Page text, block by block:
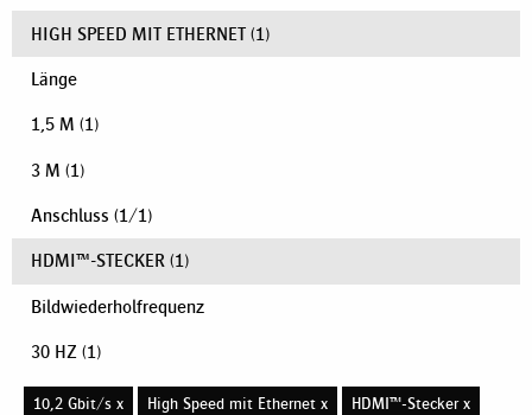
HIGH SPEED MIT ETHERNET (1)
Länge
1,5 M (1)
3 M (1)
Anschluss (1/1)
HDMI™-STECKER (1)
Bildwiederholfrequenz
30 HZ (1)
10,2 Gbit/s x High Speed mit Ethernet x HDMI™-Stecker x